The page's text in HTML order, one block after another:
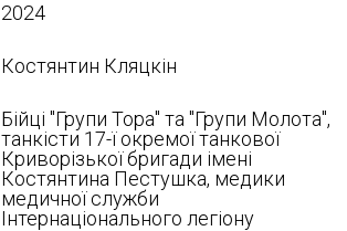
2024
Костянтин Кляцкін
Бійці "Групи Тора" та "Групи Молота",
танкісти 17-ї окремої танкової
Криворізької бригади імені
Костянтина Пестушка, медики
медичної служби
Інтернаціонального легіону